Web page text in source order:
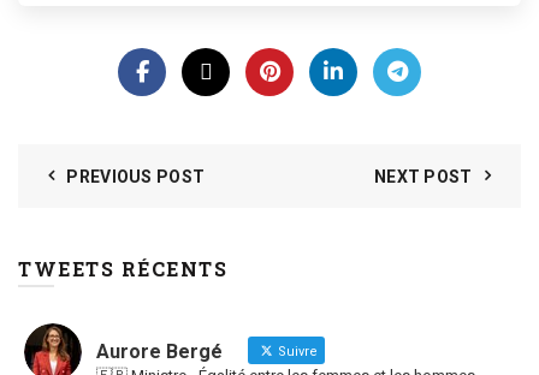
PREVIOUS POST NEXT POST
TWEETS RÉCENTS
Aurore Bergé Suivre